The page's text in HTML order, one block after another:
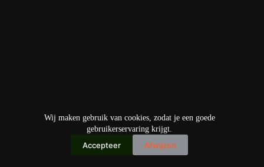
Wij maken gebruik van cookies, zodat je een goede
gebruikerservaring krijgt.
Accepteer Afwijzen